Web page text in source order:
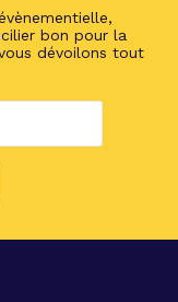
bon pour la
dévoilons tout